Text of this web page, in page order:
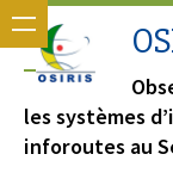
les systèmes
inforoutes au